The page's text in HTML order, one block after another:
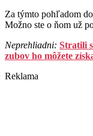
Za týmto pohľadom
Možno ste o ňom už
Neprehliadni: Stratili
zubov ho môžete
Reklama